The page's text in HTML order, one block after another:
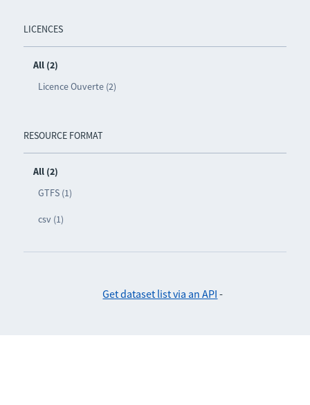
LICENCES
All (2)
Licence Ouverte (2)
RESOURCE FORMAT
All (2)
GTFS (1)
csv (1)
Get dataset list via an API -